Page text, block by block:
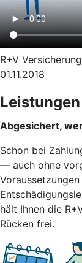
R+V
01.11.2018
Abgesichert,
Schon bei
— auch ohne
hält Ihnen die
Rücken frei.